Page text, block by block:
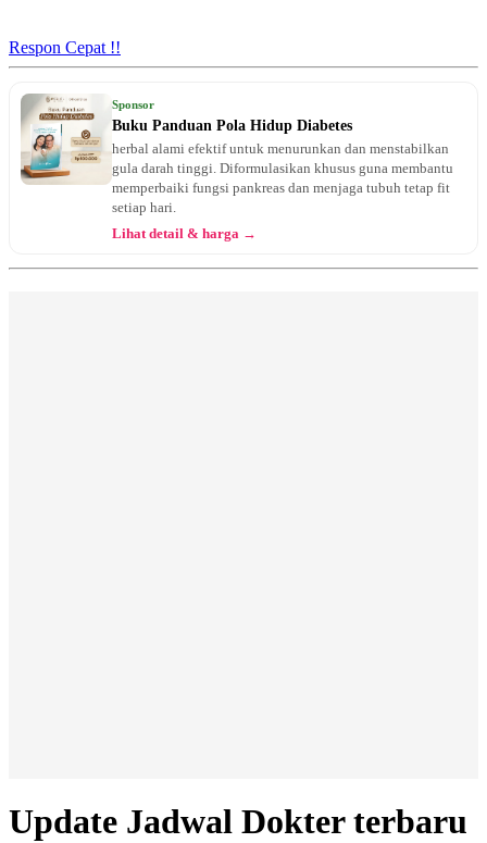
Jam 12:00 - 14:00
UMUM
Senin, 31/08/2026
Jam 19:00 - 21:00
Kamis, 03/09/2026
Respon Cepat !!
Sponsor
Buku Panduan Pola Hidup Diabetes
herbal alami efektif untuk menurunkan dan menstabilkan
gula darah tinggi. Diformulasikan khusus guna membantu
memperbaiki fungsi pankreas dan menjaga tubuh tetap fit
setiap hari.
Lihat detail & harga →
Update Jadwal Dokter terbaru